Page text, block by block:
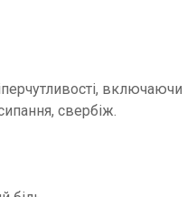
включаючи
свербіж.